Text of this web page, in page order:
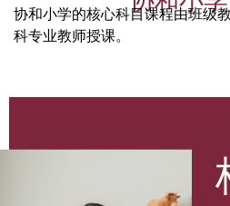
协和小学的核心科目课程由班级
科专业教师授课。